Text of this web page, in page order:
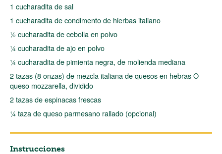
1 cucharadita de sal
1 cucharadita de condimento de hierbas italiano
½ cucharadita de cebolla en polvo
¼ cucharadita de ajo en polvo
¼ cucharadita de pimienta negra, de molienda mediana
2 tazas (8 onzas) de mezcla italiana de quesos en hebras O
queso mozzarella, dividido
2 tazas de espinacas frescas
¼ taza de queso parmesano rallado (opcional)
Instrucciones